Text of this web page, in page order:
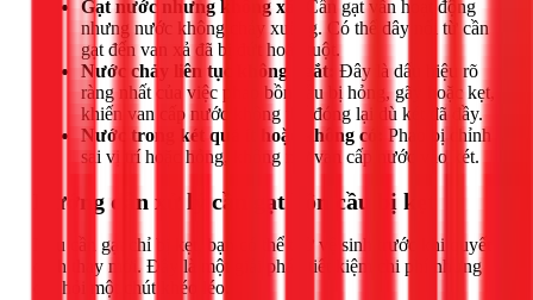
Gạt nước nhưng không xả:
Cần gạt vẫn hoạt động
nhưng nước không chảy xuống. Có thể dây nối từ cần
gạt đến van xả đã bị đứt hoặc tuột.
Nước chảy liên tục không ngắt: Đây là dấu hiệu rõ
ràng nhất của việc phao bồn cầu bị hỏng, gãy hoặc kẹt,
khiến van cấp nước không thể đóng lại dù két đã đầy.
Nước trong két quá ít hoặc không có:
Phao bị chỉnh
sai vị trí hoặc hỏng, không mở van cấp nước vào két.
Hướng dẫn xử lý cần gạt bồn cầu bị kẹt
Nếu cần gạt chỉ bị kẹt, bạn có thể thử vệ sinh trước khi quyết
định thay mới. Đây là một giải pháp tiết kiệm chi phí nhưng
đòi hỏi một chút khéo léo.